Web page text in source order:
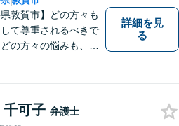
県敦賀市】どの方々も
て尊重されるべきで
の方々の悩みも、そ
も越えて、解決が図ら
があります。
詳細を見
る
千可子 弁護士